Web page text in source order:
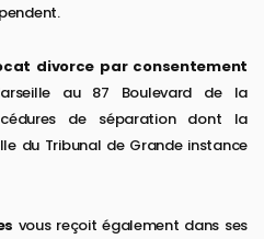
divorce par consentement
au 87 Boulevard de la
de séparation dont la
du Tribunal de Grande instance
vous reçoit également dans ses